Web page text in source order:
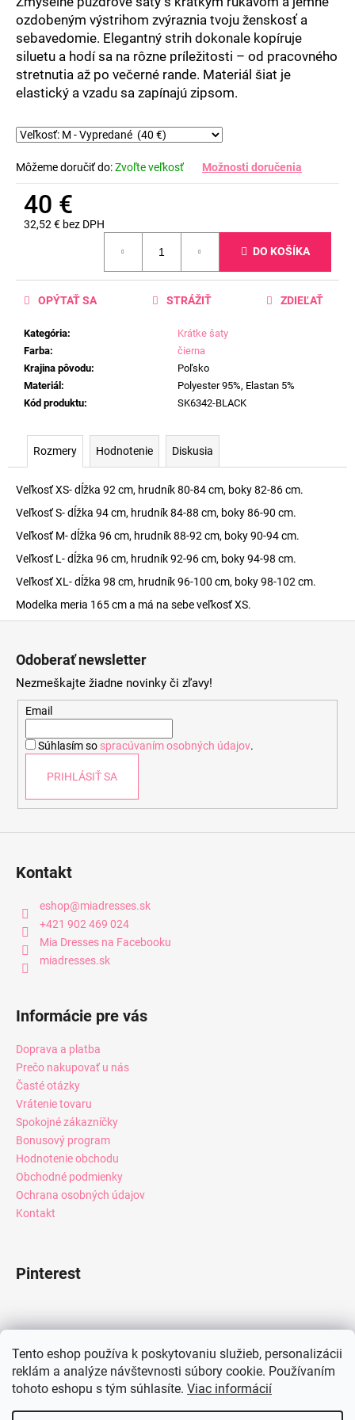
Tento eshop používa k poskytovaniu služieb, personalizácii
reklám a analýze návštevnosti súbory cookie. Používaním
tohoto eshopu s tým súhlasíte. Viac informácií
ozdobeným výstrihom zvýraznia tvoju ženskosť a
sebavedomie. Elegantný strih dokonale kopíruje
siluetu a hodí sa na rôzne príležitosti – od pracovného
stretnutia až po večerné rande. Materiál šiat je
elastický a vzadu sa zapínajú zipsom.
Môžeme doručiť do:Zvoľte veľkosť Možnosti doručenia
40 €
32,52 € bez DPH
DO KOŠÍKA
Kategória:
Krátke šaty
Farba:
čierna
Krajina pôvodu:
Poľsko
Materiál:
Polyester 95%, Elastan 5%
Kód produktu: SK6342-BLACK
OPÝTAŤ SA STRÁŽIŤ ZDIEĽAŤ
Rozmery Hodnotenie Diskusia
Veľkosť XS- dĺžka 92 cm, hrudník 80-84 cm, boky 82-86 cm.
Veľkosť S- dĺžka 94 cm, hrudník 84-88 cm, boky 86-90 cm.
Veľkosť M- dĺžka 96 cm, hrudník 88-92 cm, boky 90-94 cm.
Veľkosť L- dĺžka 96 cm, hrudník 92-96 cm, boky 94-98 cm.
Veľkosť XL- dĺžka 98 cm, hrudník 96-100 cm, boky 98-102 cm.
Modelka meria 165 cm a má na sebe veľkosť XS.
Odoberať newsletter
Nezmeškajte žiadne novinky či zľavy!
Email
Súhlasím so spracúvaním osobných údajov.
PRIHLÁSIŤ SA
Kontakt
eshop@miadresses.sk
+421 902 469 024
Mia Dresses na Facebooku
miadresses.sk
Informácie pre vás
Doprava a platba
Prečo nakupovať u nás
Časté otázky
Vrátenie tovaru
Spokojné zákazníčky
Bonusový program
Hodnotenie obchodu
Obchodné podmienky
Ochrana osobných údajov
Kontakt
Pinterest
Instagram